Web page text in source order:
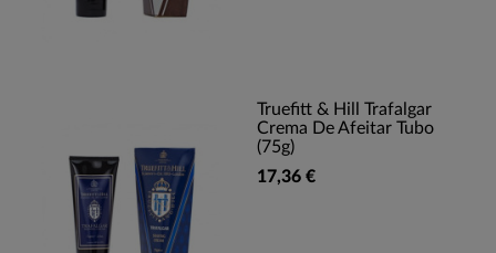
Truefitt & Hill Trafalgar
Crema De Afeitar Tubo
(75g)
17,36 €